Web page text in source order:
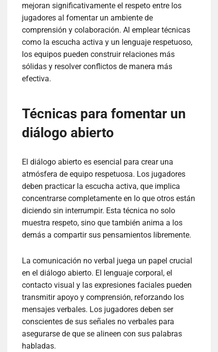
mejoran significativamente el respeto entre los
jugadores al fomentar un ambiente de
comprensión y colaboración. Al emplear técnicas
como la escucha activa y un lenguaje respetuoso,
los equipos pueden construir relaciones más
sólidas y resolver conflictos de manera más
efectiva.
Técnicas para fomentar un
diálogo abierto
El diálogo abierto es esencial para crear una
atmósfera de equipo respetuosa. Los jugadores
deben practicar la escucha activa, que implica
concentrarse completamente en lo que otros están
diciendo sin interrumpir. Esta técnica no solo
muestra respeto, sino que también anima a los
demás a compartir sus pensamientos libremente.
La comunicación no verbal juega un papel crucial
en el diálogo abierto. El lenguaje corporal, el
contacto visual y las expresiones faciales pueden
transmitir apoyo y comprensión, reforzando los
mensajes verbales. Los jugadores deben ser
conscientes de sus señales no verbales para
asegurarse de que se alineen con sus palabras
habladas.